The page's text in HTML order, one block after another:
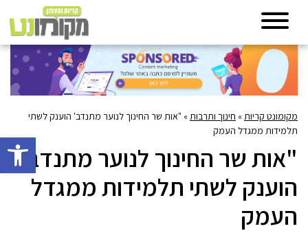
פתח
מקומונט קריות » חינוך ותרבות » "אות שר החינוך לנוער מתנדב' הוענק לשתי
תלמידות ממגדל העמק
"אות שר החינוך לנוער מתנדב'
הוענק לשתי תלמידות ממגדל
העמק